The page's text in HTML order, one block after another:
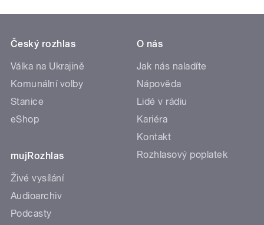
Český rozhlas
Válka na Ukrajině
Komunální volby
Stanice
eShop
mujRozhlas
Živé vysílání
Audioarchiv
Podcasty
O nás
Jak nás naladíte
Nápověda
Lidé v rádiu
Kariéra
Kontakt
Rozhlasový poplatek